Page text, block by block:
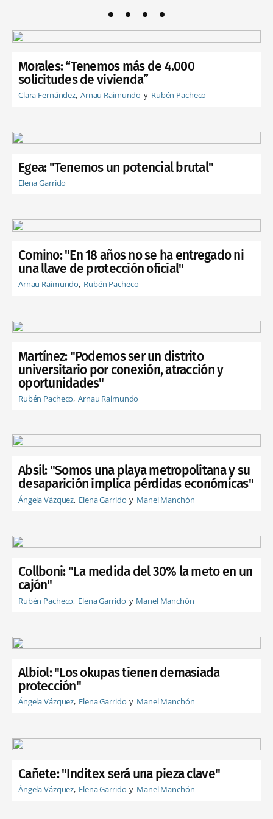
Morales: “Tenemos más de 4.000
solicitudes de vivienda”
Clara Fernández Arnau Raimundo Rubén Pacheco
Egea: "Tenemos un potencial brutal"
Elena Garrido
Comino: "En 18 años no se ha entregado ni
una llave de protección oficial"
Arnau Raimundo Rubén Pacheco
Martínez: "Podemos ser un distrito
universitario por conexión, atracción y
oportunidades"
Rubén Pacheco Arnau Raimundo
Absil: "Somos una playa metropolitana y su
desaparición implica pérdidas económicas"
Ángela Vázquez Elena Garrido Manel Manchón
Collboni: "La medida del 30% la meto en un
cajón"
Rubén Pacheco Elena Garrido Manel Manchón
Albiol: "Los okupas tienen demasiada
protección"
Ángela Vázquez Elena Garrido Manel Manchón
Cañete: "Inditex será una pieza clave"
Ángela Vázquez Elena Garrido Manel Manchón